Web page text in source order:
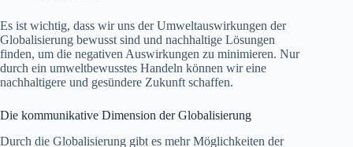
Es ist wichtig, dass wir uns der Umweltauswirkungen der
Globalisierung bewusst sind und nachhaltige Lösungen
finden, um die negativen Auswirkungen zu minimieren. Nur
durch ein umweltbewusstes Handeln können wir eine
nachhaltigere und gesündere Zukunft schaffen.
Die kommunikative Dimension der Globalisierung
Durch die Globalisierung gibt es mehr Möglichkeiten der